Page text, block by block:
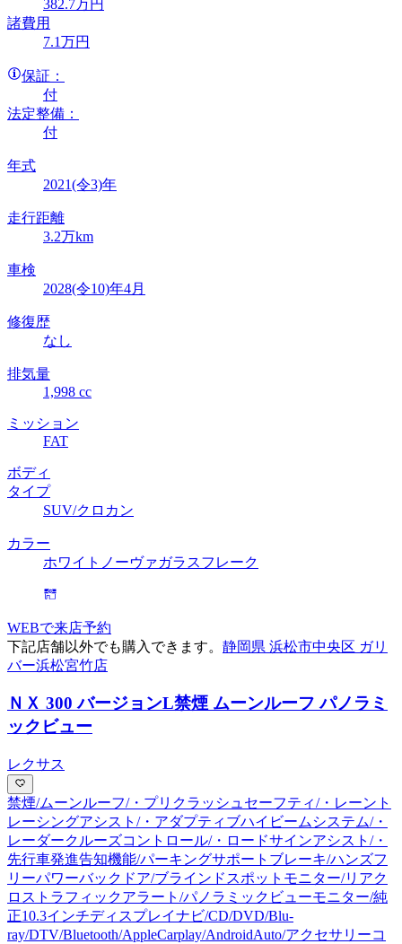
382.7万円
諸費用
7.1万円
保証：
付
法定整備：
付
年式
2021(令3)年
走行距離
3.2万km
車検
2028(令10)年4月
修復歴
なし
排気量
1,998 cc
ミッション
FAT
ボディ
タイプ
SUV/クロカン
カラー
ホワイトノーヴァガラスフレーク
WEBで来店予約
下記店舗以外でも購入できます。 静岡県 浜松市中央区 ガリ
バー浜松宮竹店
ＮＸ 300 バージョンL禁煙 ムーンルーフ パノラミ
ックビュー
レクサス
禁煙/ムーンルーフ/・プリクラッシュセーフティ/・レーント
レーシングアシスト/・アダプティブハイビームシステム/・
レーダークルーズコントロール/・ロードサインアシスト/・
先行車発進告知機能/パーキングサポートブレーキ/ハンズフ
リーパワーバックドア/ブラインドスポットモニター/リアク
ロストラフィックアラート/パノラミックビューモニター/純
正10.3インチディスプレイナビ/CD/DVD/Blu-
ray/DTV/Bluetooth/AppleCarplay/AndroidAuto/アクセサリーコ